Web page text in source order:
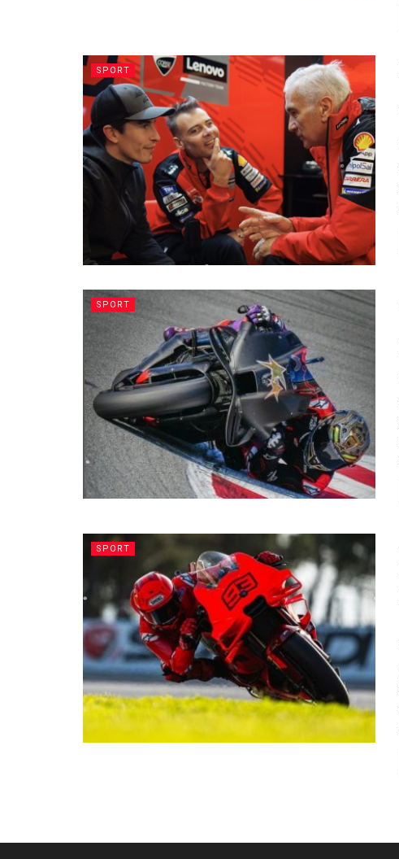
SPORT
SPORT
SPORT